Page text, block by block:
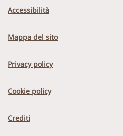
Accessibilità
Mappa del sito
Privacy policy
Cookie policy
Crediti